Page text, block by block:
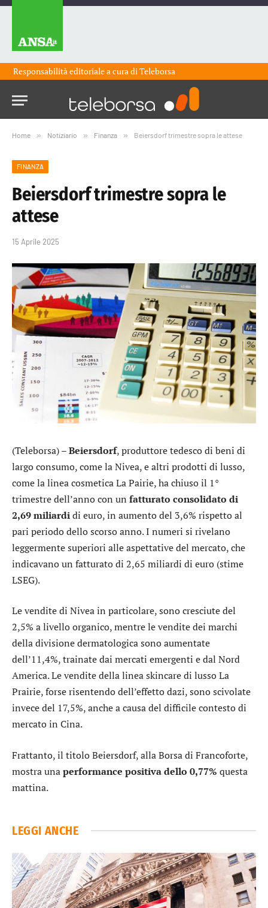
Responsabilità editoriale a cura diTeleborsa
Home » Notiziario » Finanza » Beiersdorf trimestre sopra le attese
FINANZA
Beiersdorf trimestre sopra le
attese
15 Aprile 2025
(Teleborsa) –Beiersdorf, produttore tedesco di beni di
largo consumo, come la Nivea, e altri prodotti di lusso,
come la linea cosmetica La Pairie, ha chiuso il 1°
trimestre dell’anno con un fatturato consolidato di
2,69 miliardidi euro, in aumento del 3,6% rispetto al
pari periodo dello scorso anno. I numeri si rivelano
leggermente superiori alle aspettative del mercato, che
indicavano un fatturato di 2,65 miliardi di euro (stime
LSEG).
Le vendite di Nivea in particolare, sono cresciute del
2,5% a livello organico, mentre le vendite dei marchi
della divisione dermatologica sono aumentate
dell’11,4%, trainate dai mercati emergenti e dal Nord
America. Le vendite della linea skincare di lusso La
Prairie, forse risentendo dell’effetto dazi, sono scivolate
invece del 17,5%, anche a causa del difficile contesto di
mercato in Cina.
Frattanto, il titolo Beiersdorf, alla Borsa di Francoforte,
mostra unaperformance positiva dello 0,77% questa
mattina.
LEGGI ANCHE